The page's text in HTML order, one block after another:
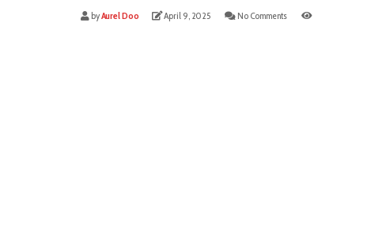
byAurel Doo April 9, 2025 No Comments